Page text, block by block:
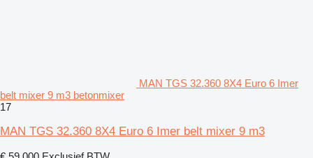
MAN TGS 32.360 8X4 Euro 6 Imer
belt mixer 9 m3 betonmixer
17
MAN TGS 32.360 8X4 Euro 6 Imer belt mixer 9 m3